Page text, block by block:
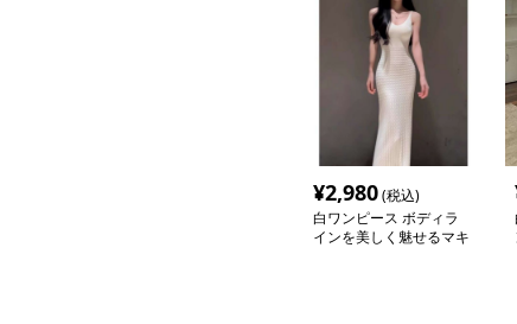
¥2,980(税込)
白ワンピース ボディラ
インを美しく魅せるマキ